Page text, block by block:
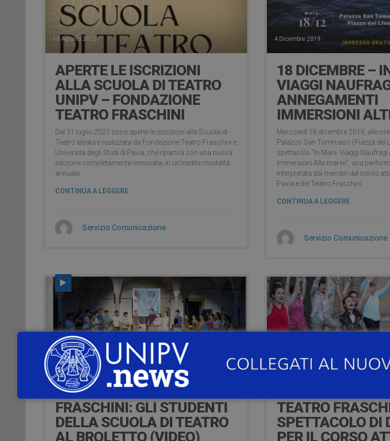
13 Agosto 2022
APERTE LE ISCRIZIONI
ALLA SCUOLA DI TEATRO
UNIPV – FONDAZIONE
TEATRO FRASCHINI
Dal 31 luglio 2022 sono aperte le iscrizioni alla Scuola di
Teatro ideata e realizzata da Fondazione Teatro Fraschini e
Università degli Studi di Pavia, che ripartirà con una nuova
edizione completamente rinnovata, in un’inedita modalità
annuale.
CONTINUA A LEGGERE
Servizio Comunicazione
4 Dicembre 2019
18 DICEMBRE –
VIAGGI
ANNEGAMENTI
IMMERSIONI
Mercoledì 18 dicembre 2019, alle
Palazzo San Tommaso (Piazza del
spettacolo “In Mare. Viaggi Naufragi
Immersioni Alte maree”, una
interpretata dai membri del corso
Pavia e del Teatro Fraschini.
CONTINUA A LEGGERE
Servizio Comunicazione
11 Giugno 2019
UNIVERSITÀ DI PAVIA E
FRASCHINI: GLI STUDENTI
DELLA SCUOLA DI TEATRO
AL BROLETTO (VIDEO)
8 Dicembre 2018
TEATRO
SPETTACOLO DI
PER IL CORSO